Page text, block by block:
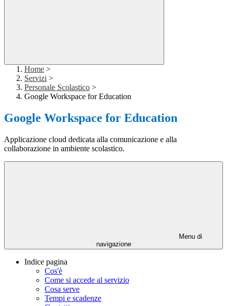
Home >
Servizi >
Personale Scolastico >
Google Workspace for Education
Google Workspace for Education
Applicazione cloud dedicata alla comunicazione e alla
collaborazione in ambiente scolastico.
Menu di
navigazione
Indice pagina
Cos'è
Come si accede al servizio
Cosa serve
Tempi e scadenze